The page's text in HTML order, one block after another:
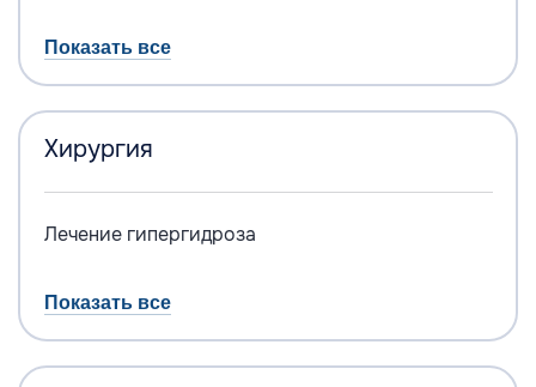
Показать все
Хирургия
Лечение гипергидроза
Показать все